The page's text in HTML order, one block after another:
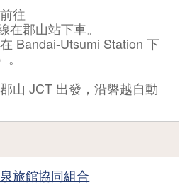
往
在郡山站下車。
Bandai-Utsumi Station 下
山 JCT 出發，沿磐越自動
旅館協同組合